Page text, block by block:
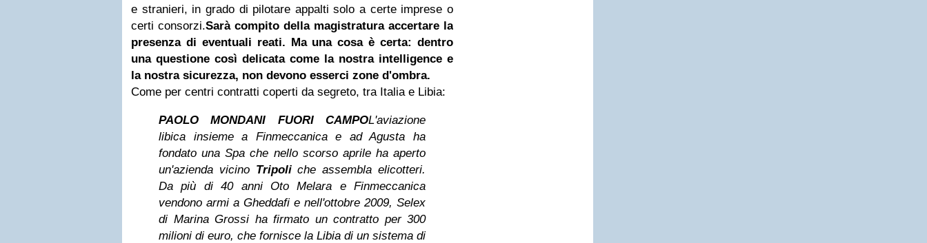
e stranieri, in grado di pilotare appalti solo a certe imprese o
certi consorzi.Sarà compito della magistratura accertare la
presenza di eventuali reati. Ma una cosa è certa: dentro
una questione così delicata come la nostra intelligence e
la nostra sicurezza, non devono esserci zone d'ombra.
Come per centri contratti coperti da segreto, tra Italia e Libia:
PAOLO MONDANI FUORI CAMPOL'aviazione
libica insieme a Finmeccanica e ad Agusta ha
fondato una Spa che nello scorso aprile ha aperto
un'azienda vicino Tripoliche assembla elicotteri.
Da più di 40 anni Oto Melara e Finmeccanica
vendono armi a Gheddafi e nell'ottobre 2009, Selex
di Marina Grossi ha firmato un contratto per 300
milioni di euro, che fornisce la Libia di un sistema di